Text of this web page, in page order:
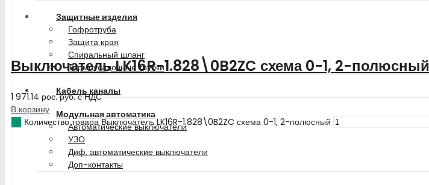
Защитные изделия
Гофротруба
Защита края
Спиральный шланг
Термоусадочные трубки
Кабель каналы
Модульная автоматика
Автоматические выключатели
УЗО
Диф. автоматические выключатели
Доп-контакты
Выключатель LK16R-1.828\0B2ZC схема 0-1, 2-полюсный
1 971.14 рос. руб.с НДС
В корзину
Количество товара Выключатель LK16R-1.828\0B2ZC схема 0-1, 2-полюсный